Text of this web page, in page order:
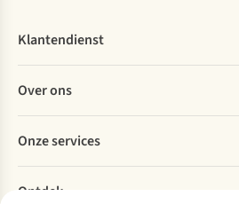
Klantendienst
Bestellen
Betalen
Levering
Retourneren
Bestelling herroepen
Over ons
Explore More
Verantwoord ondernemen
Over Ayacucho
Onze services
Ontdek